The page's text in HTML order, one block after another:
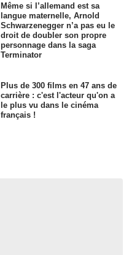
Même si l’allemand est sa
langue maternelle, Arnold
Schwarzenegger n’a pas eu le
droit de doubler son propre
personnage dans la saga
Terminator
Plus de 300 films en 47 ans de
carrière : c'est l'acteur qu'on a
le plus vu dans le cinéma
français !